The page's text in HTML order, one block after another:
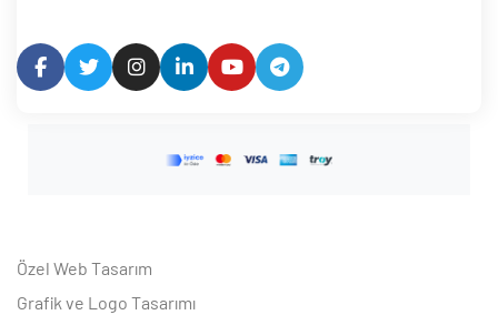
Özel Web Tasarım
Grafik ve Logo Tasarımı